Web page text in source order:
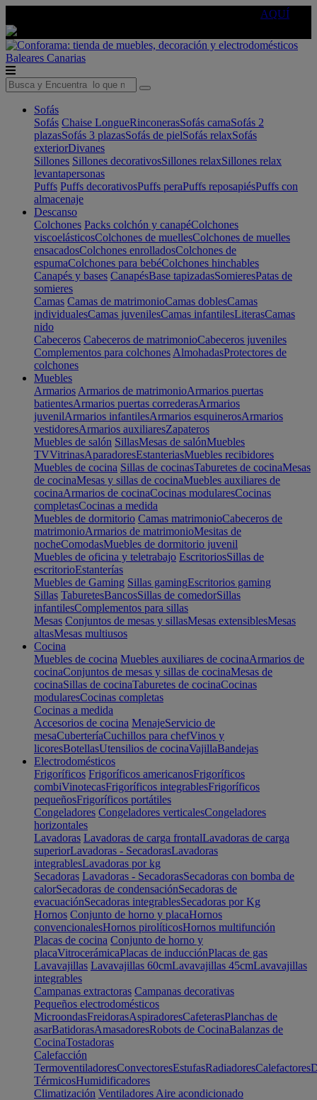
AQUÍ
Baleares Canarias
Sofás
Sofás Chaise LongueRinconerasSofás camaSofás 2
plazasSofás 3 plazasSofás de pielSofás relaxSofás
exteriorDivanes
Sillones Sillones decorativosSillones relaxSillones relax
levantapersonas
Puffs Puffs decorativosPuffs peraPuffs reposapiésPuffs con
almacenaje
Descanso
Colchones Packs colchón y canapéColchones
viscoelásticosColchones de muellesColchones de muelles
ensacadosColchones enrolladosColchones de
espumaColchones para bebéColchones hinchables
Canapés y bases CanapésBase tapizadasSomieresPatas de
somieres
Camas Camas de matrimonioCamas doblesCamas
individualesCamas juvenilesCamas infantilesLiterasCamas
nido
Cabeceros Cabeceros de matrimonioCabeceros juveniles
Complementos para colchones AlmohadasProtectores de
colchones
Muebles
Armarios Armarios de matrimonioArmarios puertas
batientesArmarios puertas correderasArmarios
juvenilArmarios infantilesArmarios esquinerosArmarios
vestidoresArmarios auxiliaresZapateros
Muebles de salón SillasMesas de salónMuebles
TVVitrinasAparadoresEstanteriasMuebles recibidores
Muebles de cocina Sillas de cocinasTaburetes de cocinaMesas
de cocinaMesas y sillas de cocinaMuebles auxiliares de
cocinaArmarios de cocinaCocinas modularesCocinas
completasCocinas a medida
Muebles de dormitorio Camas matrimonioCabeceros de
matrimonioArmarios de matrimonioMesitas de
nocheComodasMuebles de dormitorio juvenil
Muebles de oficina y teletrabajo EscritoriosSillas de
escritorioEstanterías
Muebles de Gaming Sillas gamingEscritorios gaming
Sillas TaburetesBancosSillas de comedorSillas
infantilesComplementos para sillas
Mesas Conjuntos de mesas y sillasMesas extensiblesMesas
altasMesas multiusos
Cocina
Muebles de cocina Muebles auxiliares de cocinaArmarios de
cocinaConjuntos de mesas y sillas de cocinaMesas de
cocinaSillas de cocinaTaburetes de cocinaCocinas
modularesCocinas completas
Cocinas a medida
Accesorios de cocina MenajeServicio de
mesaCuberteríaCuchillos para chefVinos y
licoresBotellasUtensilios de cocinaVajillaBandejas
Electrodomésticos
Frigoríficos Frigoríficos americanosFrigoríficos
combiVinotecasFrigoríficos integrablesFrigoríficos
pequeñosFrigoríficos portátiles
Congeladores Congeladores verticalesCongeladores
horizontales
Lavadoras Lavadoras de carga frontalLavadoras de carga
superiorLavadoras - SecadorasLavadoras
integrablesLavadoras por kg
Secadoras Lavadoras - SecadorasSecadoras con bomba de
calorSecadoras de condensaciónSecadoras de
evacuaciónSecadoras integrablesSecadoras por Kg
Hornos Conjunto de horno y placaHornos
convencionalesHornos pirolíticosHornos multifunción
Placas de cocina Conjunto de horno y
placaVitrocerámicaPlacas de inducciónPlacas de gas
Lavavajillas Lavavajillas 60cmLavavajillas 45cmLavavajillas
integrables
Campanas extractoras Campanas decorativas
Pequeños electrodomésticos
MicroondasFreidorasAspiradoresCafeterasPlanchas de
asarBatidorasAmasadoresRobots de CocinaBalanzas de
CocinaTostadoras
Calefacción
TermoventiladoresConvectoresEstufasRadiadoresCalefactores
TérmicosHumidificadores
Climatización Ventiladores Aire acondicionado